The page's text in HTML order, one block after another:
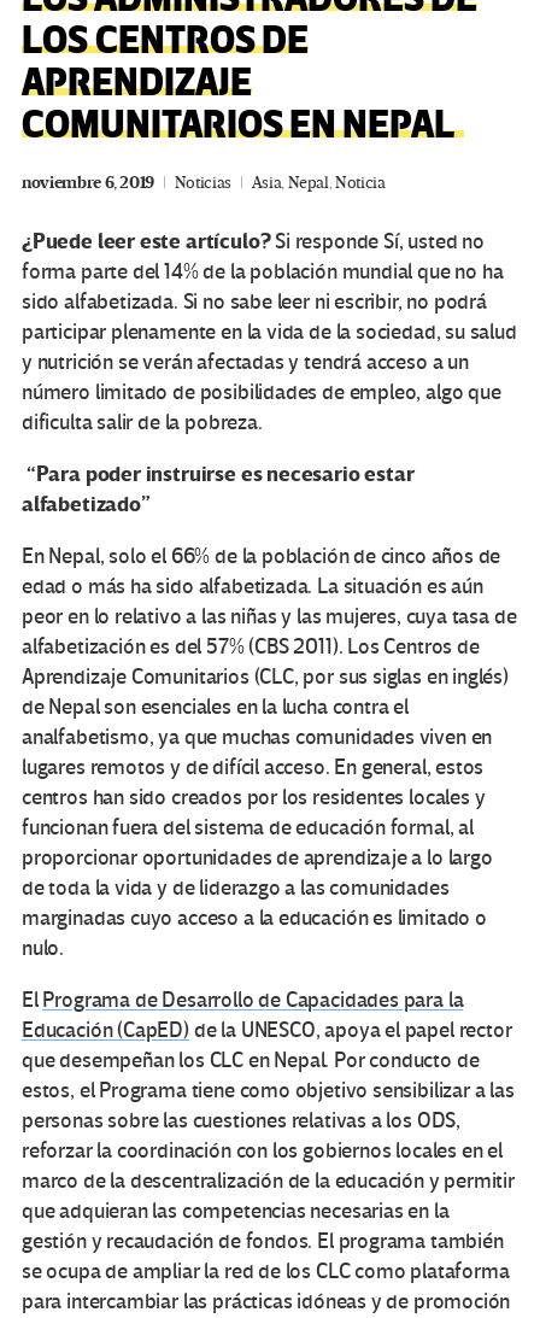
LOS CENTROS DE
APRENDIZAJE
COMUNITARIOS EN NEPAL
noviembre 6, 2019 Noticias Asia,Nepal,Noticia
¿Puede leer este artículo?Si responde Sí, usted no
forma parte del 14% de la población mundial que no ha
sido alfabetizada. Si no sabe leer ni escribir, no podrá
participar plenamente en la vida de la sociedad, su salud
y nutrición se verán afectadas y tendrá acceso a un
número limitado de posibilidades de empleo, algo que
dificulta salir de la pobreza.
“Para poder instruirse es necesario estar
alfabetizado”
En Nepal, solo el 66% de la población de cinco años de
edad o más ha sido alfabetizada. La situación es aún
peor en lo relativo a las niñas y las mujeres, cuya tasa de
alfabetización es del 57% (CBS 2011). Los Centros de
Aprendizaje Comunitarios (CLC, por sus siglas en inglés)
de Nepal son esenciales en la lucha contra el
analfabetismo, ya que muchas comunidades viven en
lugares remotos y de difícil acceso. En general, estos
centros han sido creados por los residentes locales y
funcionan fuera del sistema de educación formal, al
proporcionar oportunidades de aprendizaje a lo largo
de toda la vida y de liderazgo a las comunidades
marginadas cuyo acceso a la educación es limitado o
nulo.
ElPrograma de Desarrollo de Capacidades para la
Educación (CapED)de la UNESCO, apoya el papel rector
que desempeñan los CLC en Nepal. Por conducto de
estos, el Programa tiene como objetivo sensibilizar a las
personas sobre las cuestiones relativas a los ODS,
reforzar la coordinación con los gobiernos locales en el
marco de la descentralización de la educación y permitir
que adquieran las competencias necesarias en la
gestión y recaudación de fondos. El programa también
se ocupa de ampliar la red de los CLC como plataforma
para intercambiar las prácticas idóneas y de promoción